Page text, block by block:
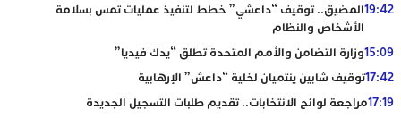
19:42المضيق.. توقيف “داعشي” خطط لتنفيذ عمليات تمس بسلامة
الأشخاص والنظام
15:09وزارة التضامن والأمم المتحدة تطلق “يدك فيديا”
17:42توقيف شابين ينتميان لخلية “داعش” الإرهابية
17:19مراجعة لوائح الانتخابات.. تقديم طلبات التسجيل الجديدة